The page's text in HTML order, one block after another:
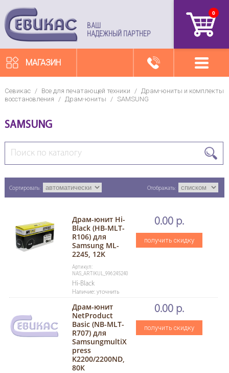
ВАШ
НАДЕЖНЫЙ ПАРТНЕР
0
МАГАЗИН
Севикас / Все для печатающей техники / Драм-юниты и комплекты
восстановления / Драм-юниты / SAMSUNG
SAMSUNG
Сортировать: Отображать:
Драм-юнит Hi-
Black (HB-MLT-
R106) для
Samsung ML-
2245, 12K
Артикул:
NAS_ARTIKUL_996245240
Hi-Black
Наличие: уточнить
0.00 р.
получить скидку
Драм-юнит
NetProduct
Basic (NB-MLT-
R707) для
SamsungmultiX
press
K2200/2200ND,
80К
0.00 р.
получить скидку